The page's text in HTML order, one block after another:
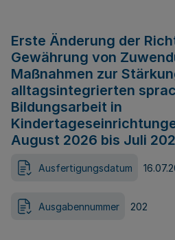
Erste Änderung der
Gewährung von
Maßnahmen zur
alltagsintegrierten
Bildungsarbeit in
August 2026 bis Juli
Ausfertigungsdatum
Ausgabennummer 202